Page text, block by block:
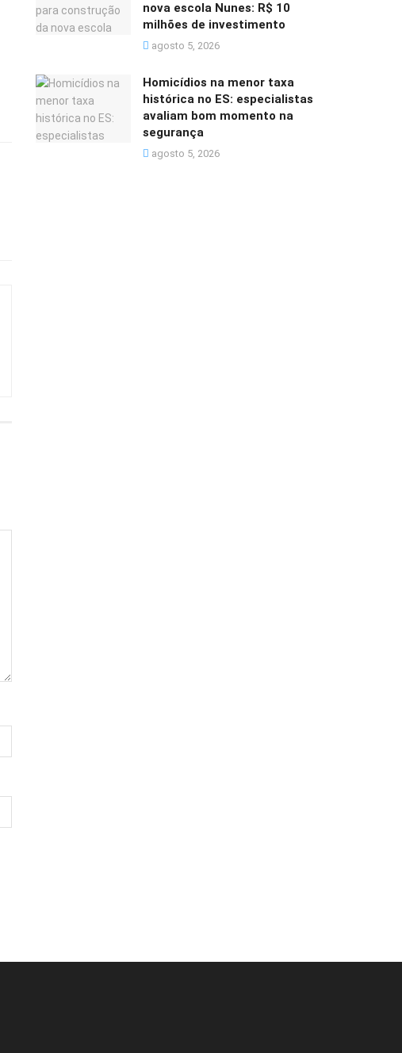
nova escola Nunes: R$ 10
milhões de investimento
agosto 5, 2026
Homicídios na menor taxa
histórica no ES: especialistas
avaliam bom momento na
segurança
agosto 5, 2026